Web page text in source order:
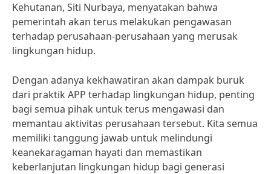
Kehutanan, Siti Nurbaya, menyatakan bahwa
pemerintah akan terus melakukan pengawasan
terhadap perusahaan-perusahaan yang merusak
lingkungan hidup.
Dengan adanya kekhawatiran akan dampak buruk
dari praktik APP terhadap lingkungan hidup, penting
bagi semua pihak untuk terus mengawasi dan
memantau aktivitas perusahaan tersebut. Kita semua
memiliki tanggung jawab untuk melindungi
keanekaragaman hayati dan memastikan
keberlanjutan lingkungan hidup bagi generasi